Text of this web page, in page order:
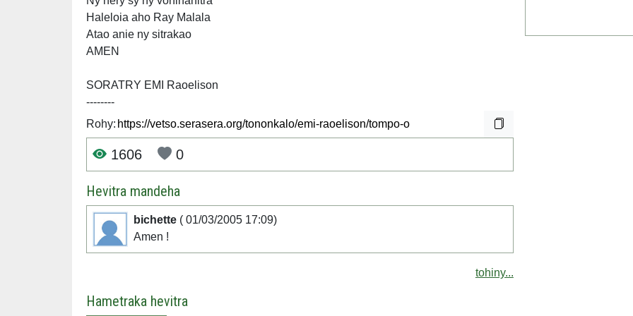
Haleloia aho Ray Malala
Atao anie ny sitrakao
AMEN
SORATRY EMI Raoelison
--------
Rohy:
1606 0
Hevitra mandeha
bichette ( 01/03/2005 17:09)
Amen !
tohiny...
Hametraka hevitra